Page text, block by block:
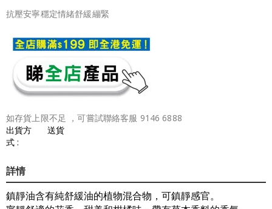
抗壓安寧穩定情緒舒緩繃緊
如存貨上限不足 ，可嘗試聯絡客服 9146 6888
出貨方
式 :
送貨
詳情
鎮靜油含有純舒緩油的植物混合物，可鎮靜感官。